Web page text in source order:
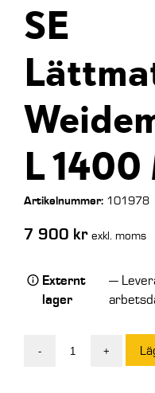
SE
L
Artikelnummer:101978
7 900 kr exkl. moms
Externt
lager
—
- +